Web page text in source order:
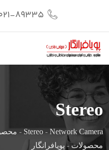
محتوا
89335
Stereo
Stereo - Network Camera
-
محصولات - پویافرانگار